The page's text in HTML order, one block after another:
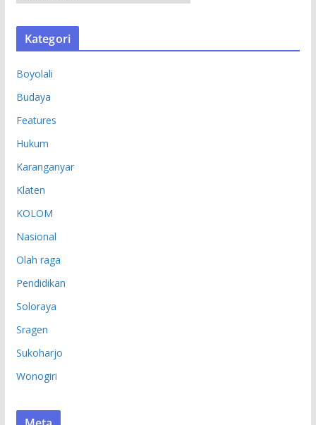
R
S
Kategori
Boyolali
Budaya
Features
Hukum
Karanganyar
Klaten
KOLOM
Nasional
Olah raga
Pendidikan
Soloraya
Sragen
Sukoharjo
Wonogiri